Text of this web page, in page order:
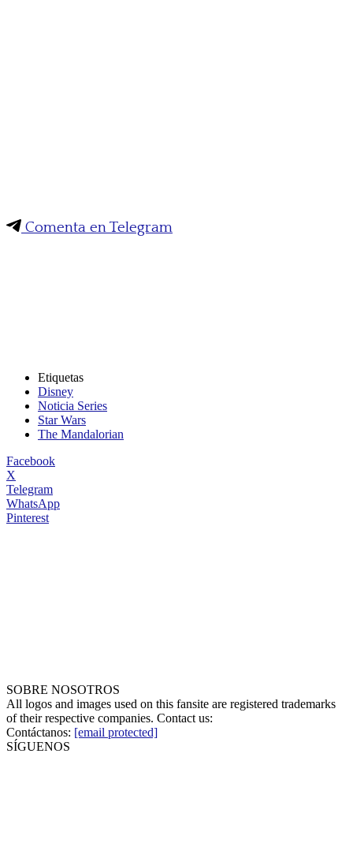
Comenta en Telegram
Etiquetas
Disney
Noticia Series
Star Wars
The Mandalorian
Facebook
X
Telegram
WhatsApp
Pinterest
SOBRE NOSOTROS
All logos and images used on this fansite are registered trademarks
of their respective companies. Contact us:
Contáctanos: [email protected]
SÍGUENOS